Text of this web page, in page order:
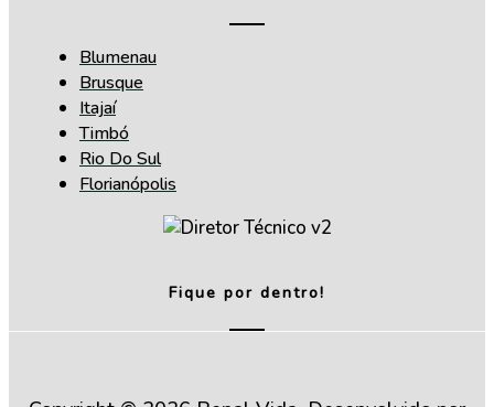
Blumenau
Brusque
Itajaí
Timbó
Rio Do Sul
Florianópolis
Fique por dentro!